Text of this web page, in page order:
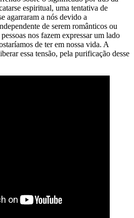
espiritual, uma tentativa de
agarraram a nós devido a
de serem românticos ou
nos fazem expressar um lado
de ter em nossa vida. A
essa tensão, pela purificação desse